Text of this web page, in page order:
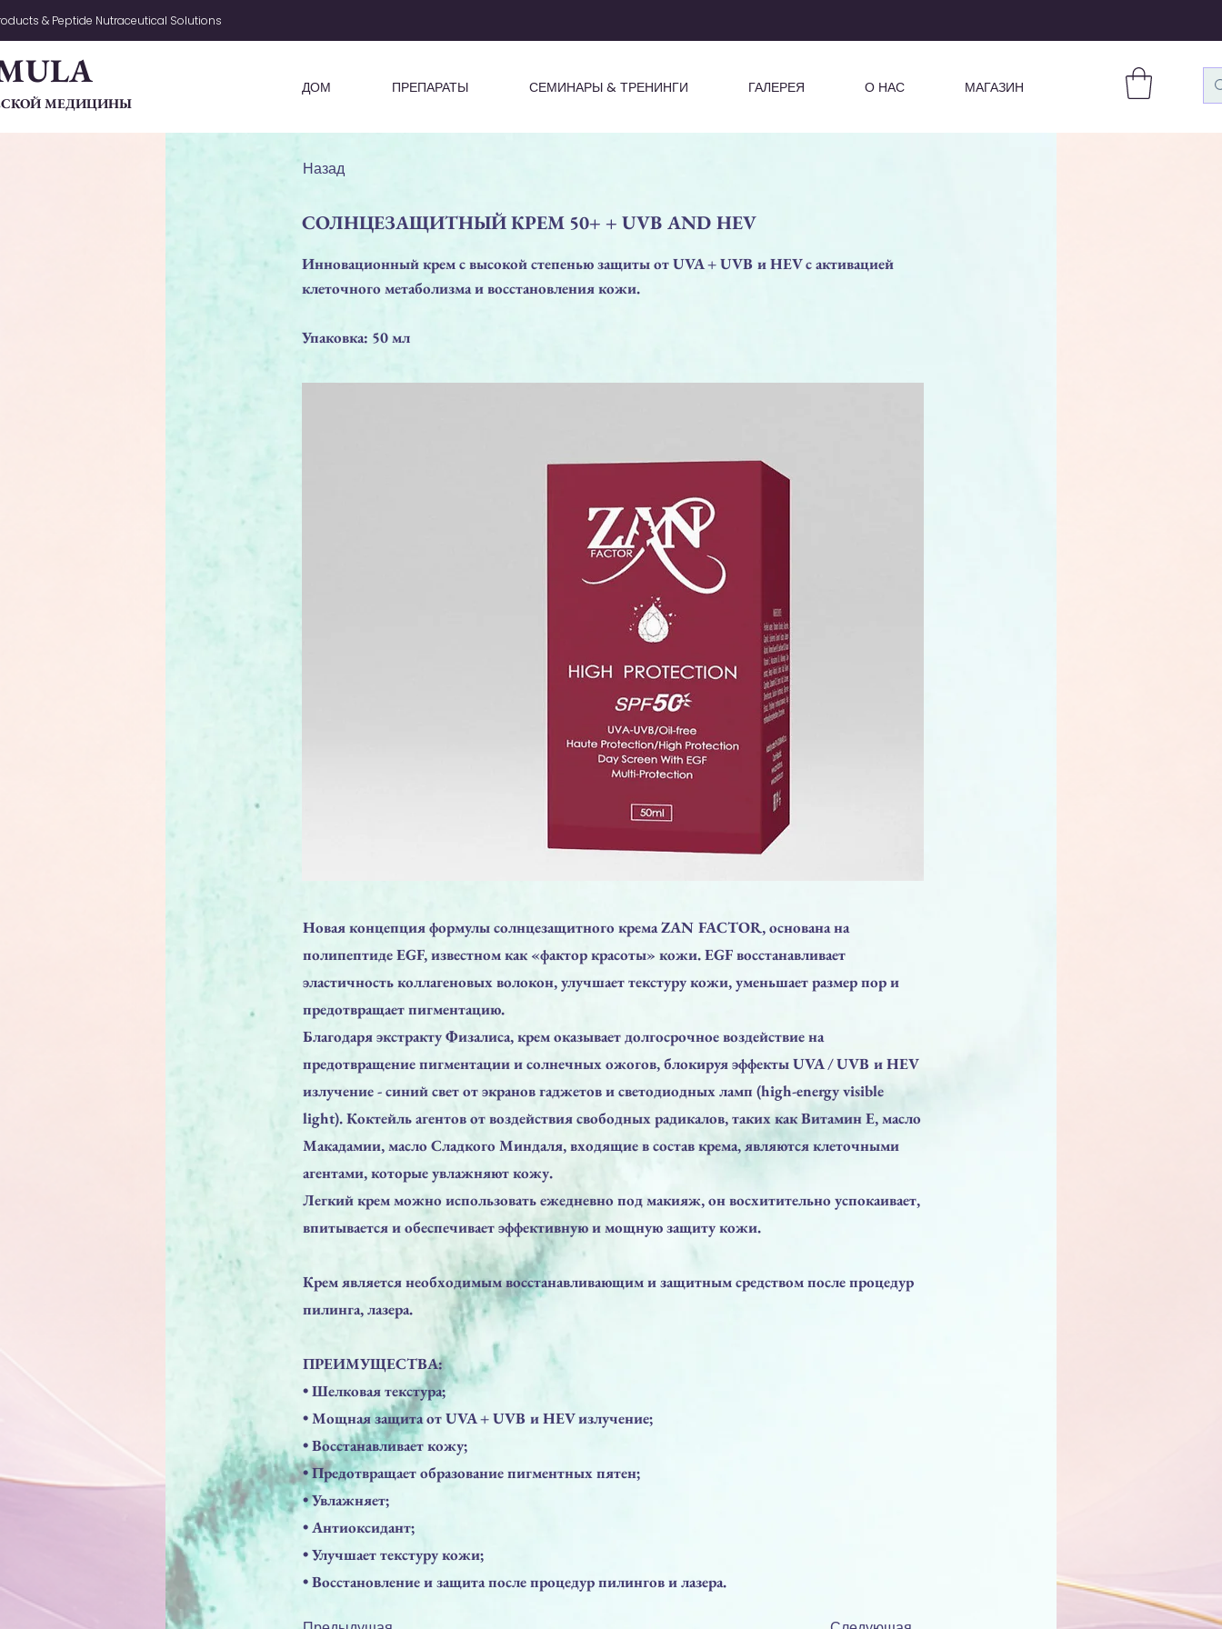
& Peptide Nutraceutical Solutions
МЕДИЦИНЫ
ДОМ ПРЕПАРАТЫ СЕМИНАРЫ & ТРЕНИНГИ ГАЛЕРЕЯ О НАС МАГАЗИН
Назад
СОЛНЦЕЗАЩИТНЫЙ КРЕМ 50+ + UVB AND HEV
Инновационный крем с высокой степенью защиты от UVA + UVB и HEV с активацией
клеточного метаболизма и восстановления кожи.
Упаковка: 50 мл
Новая концепция формулы солнцезащитного крема ZAN FACTOR, основана на
полипептиде EGF, известном как «фактор красоты» кожи. EGF восстанавливает
эластичность коллагеновых волокон, улучшает текстуру кожи, уменьшает размер пор и
предотвращает пигментацию.
Благодаря экстракту Физалиса, крем оказывает долгосрочное воздействие на
предотвращение пигментации и солнечных ожогов, блокируя эффекты UVA / UVB и HEV
излучение - синий свет от экранов гаджетов и светодиодных ламп (high-energy visible
light). Коктейль агентов от воздействия свободных радикалов, таких как Витамин Е, масло
Макадамии, масло Сладкого Миндаля, входящие в состав крема, являются клеточными
агентами, которые увлажняют кожу.
Легкий крем можно использовать ежедневно под макияж, он восхитительно успокаивает,
впитывается и обеспечивает эффективную и мощную защиту кожи.
Крем является необходимым восстанавливающим и защитным средством после процедур
пилинга, лазера.
ПРЕИМУЩЕСТВА:
• Шелковая текстура;
• Мощная защита от UVA + UVB и HEV излучение;
• Восстанавливает кожу;
• Предотвращает образование пигментных пятен;
• Увлажняет;
• Антиоксидант;
• Улучшает текстуру кожи;
• Восстановление и защита после процедур пилингов и лазера.